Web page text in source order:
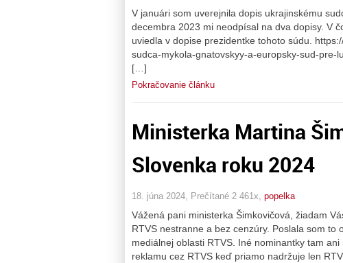
V januári som uverejnila dopis ukrajinskému
decembra 2023 mi neodpísal na dva dopisy. V
uviedla v dopise prezidentke tohoto súdu.
sudca-mykola-gnatovskyy-a-europsky-sud-
[…]
Pokračovanie článku
Ministerka Martina
Slovenka roku 2024
18. júna 2024, Prečítané 2 461x, popelka
Vážená pani ministerka Šimkovičová, žiadam
RTVS nestranne a bez cenzúry. Poslala som
mediálnej oblasti RTVS. Iné nominantky tam
reklamu cez RTVS keď priamo nadržuje len